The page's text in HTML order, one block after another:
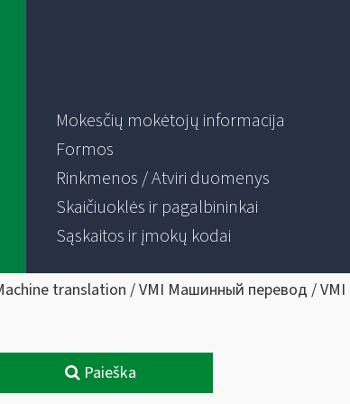
Mokesčių mokėtojų informacija
Formos
Rinkmenos / Atviri duomenys
Skaičiuoklės ir pagalbininkai
Sąskaitos ir įmokų kodai
translation / VMI Машинный перевод /
Paieška